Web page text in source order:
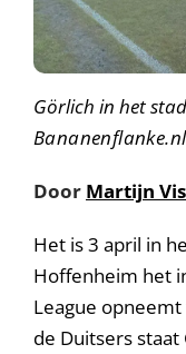
Görlich in het
Bananenflanke.nl
Door Martijn
Het is 3 april in
Hoffenheim het
League opneemt
de Duitsers staat